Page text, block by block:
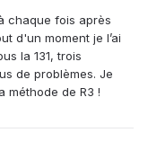
chaque fois après
d'un moment je l’ai
la 131, trois
de problèmes. Je
méthode de R3 !